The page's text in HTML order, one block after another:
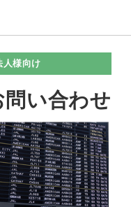
人様向け
い合わせ